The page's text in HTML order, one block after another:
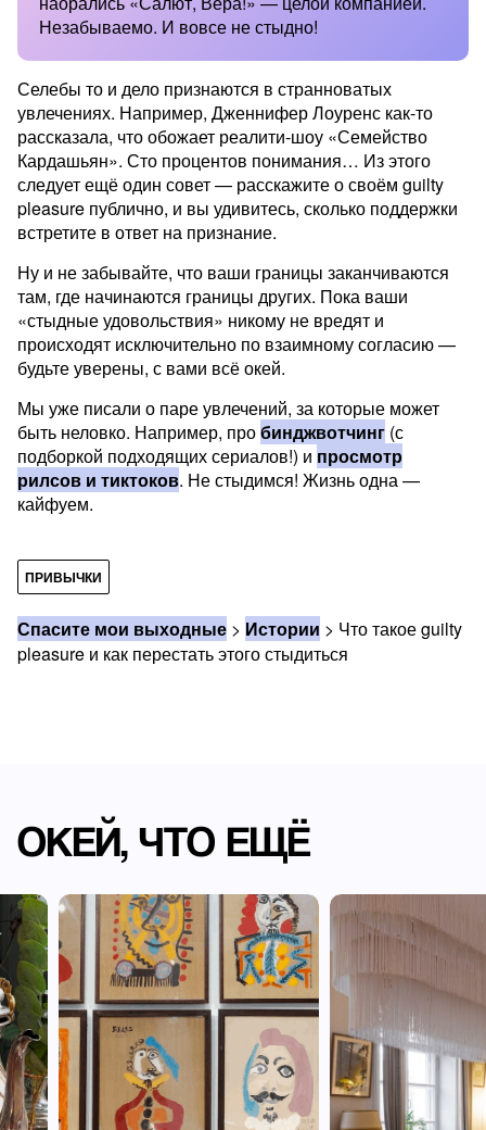
Незабываемо. И вовсе не стыдно!
Селебы то и дело признаются в странноватых
увлечениях. Например, Дженнифер Лоуренс как-то
рассказала, что обожает реалити‑шоу «Семейство
Кардашьян». Сто процентов понимания… Из этого
следует ещё один совет — расскажите о своём guilty
pleasure публично, и вы удивитесь, сколько поддержки
встретите в ответ на признание.
Ну и не забывайте, что ваши границы заканчиваются
там, где начинаются границы других. Пока ваши
«стыдные удовольствия» никому не вредят и
происходят исключительно по взаимному согласию —
будьте уверены, с вами всё окей.
Мы уже писали о паре увлечений, за которые может
быть неловко. Например, пробинджвотчинг (с
подборкой подходящих сериалов!) и просмотр
рилсов и тиктоков. Не стыдимся! Жизнь одна —
кайфуем.
ПРИВЫЧКИ
Спасите мои выходные > Истории > Что такое guilty
pleasure и как перестать этого стыдиться
ОКЕЙ, ЧТО ЕЩЁ